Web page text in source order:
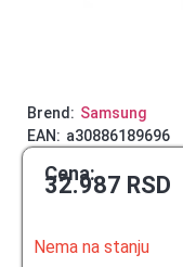
Brend: Samsung
EAN: a30886189696
Cena:
32.987 RSD
Nema na stanju